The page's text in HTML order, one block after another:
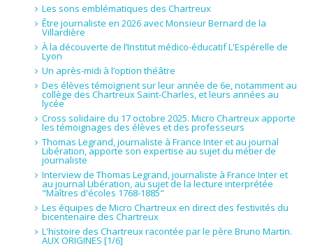
Les sons emblématiques des Chartreux
Être journaliste en 2026 avec Monsieur Bernard de la
Villardière
À la découverte de l’Institut médico-éducatif L'Espérelle de
Lyon
Un après-midi à l’option théâtre
Des élèves témoignent sur leur année de 6e, notamment au
collège des Chartreux Saint-Charles, et leurs années au
lycée
Cross solidaire du 17 octobre 2025. Micro Chartreux apporte
les témoignages des élèves et des professeurs
Thomas Legrand, journaliste à France Inter et au journal
Libération, apporte son expertise au sujet du métier de
journaliste
Interview de Thomas Legrand, journaliste à France Inter et
au journal Libération, au sujet de la lecture interprétée
"Maîtres d'écoles 1768-1885"
Les équipes de Micro Chartreux en direct des festivités du
bicentenaire des Chartreux
L'histoire des Chartreux racontée par le père Bruno Martin.
AUX ORIGINES [1/6]